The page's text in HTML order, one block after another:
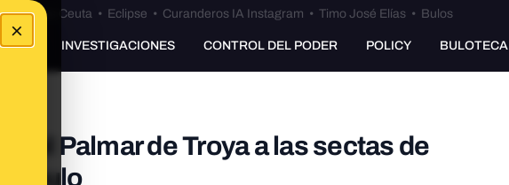
×
•Bulos Ceuta • Eclipse • Curanderos IA Instagram • Timo José Elías • Bulos
INVESTIGACIONES CONTROL DEL PODER POLICY BULOTECA
Del Palmar de Troya a las sectas de
bulo